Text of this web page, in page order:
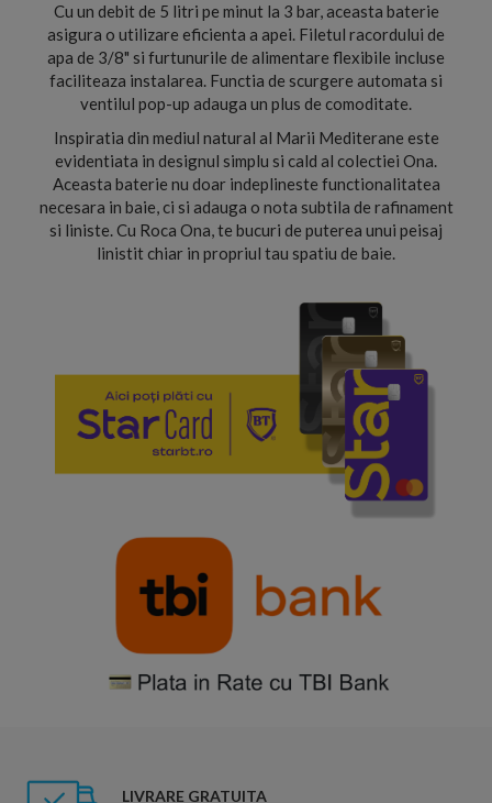
Cu un debit de 5 litri pe minut la 3 bar, aceasta baterie
asigura o utilizare eficienta a apei. Filetul racordului de
apa de 3/8" si furtunurile de alimentare flexibile incluse
faciliteaza instalarea. Functia de scurgere automata si
ventilul pop-up adauga un plus de comoditate.
Inspiratia din mediul natural al Marii Mediterane este
evidentiata in designul simplu si cald al colectiei Ona.
Aceasta baterie nu doar indeplineste functionalitatea
necesara in baie, ci si adauga o nota subtila de rafinament
si liniste. Cu Roca Ona, te bucuri de puterea unui peisaj
linistit chiar in propriul tau spatiu de baie.
LIVRARE GRATUITA